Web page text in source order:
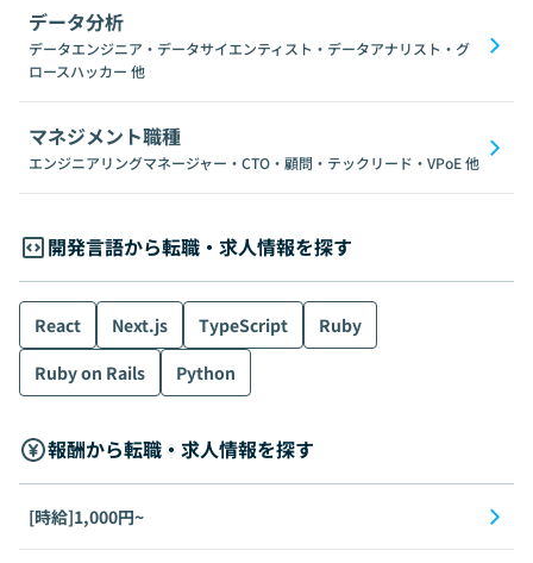
データ分析
データエンジニア・データサイエンティスト・データアナリスト・グ
ロースハッカー 他
マネジメント職種
エンジニアリングマネージャー・CTO・顧問・テックリード・VPoE他
開発言語から転職・求人情報を探す
React Next.js TypeScript
Ruby
Ruby on Rails
Python
報酬から転職・求人情報を探す
[時給]1,000円~